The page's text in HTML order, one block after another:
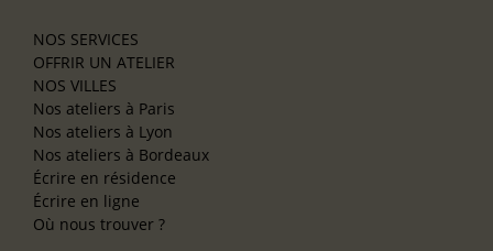
NOS SERVICES
OFFRIR UN ATELIER
NOS VILLES
Nos ateliers à Paris
Nos ateliers à Lyon
Nos ateliers à Bordeaux
Écrire en résidence
Écrire en ligne
Où nous trouver ?